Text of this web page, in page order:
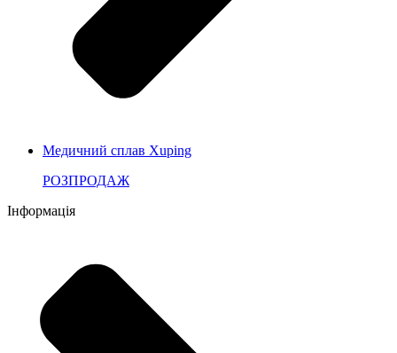
Медичний сплав Xuping
РОЗПРОДАЖ
Інформація